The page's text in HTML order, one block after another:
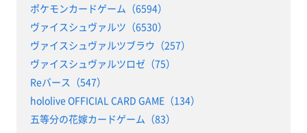
ポケモンカードゲーム（6594）
ヴァイスシュヴァルツ（6530）
ヴァイスシュヴァルツブラウ（257）
ヴァイスシュヴァルツロゼ（75）
Reバース（547）
hololive OFFICIAL CARD GAME（134）
五等分の花嫁カードゲーム（83）